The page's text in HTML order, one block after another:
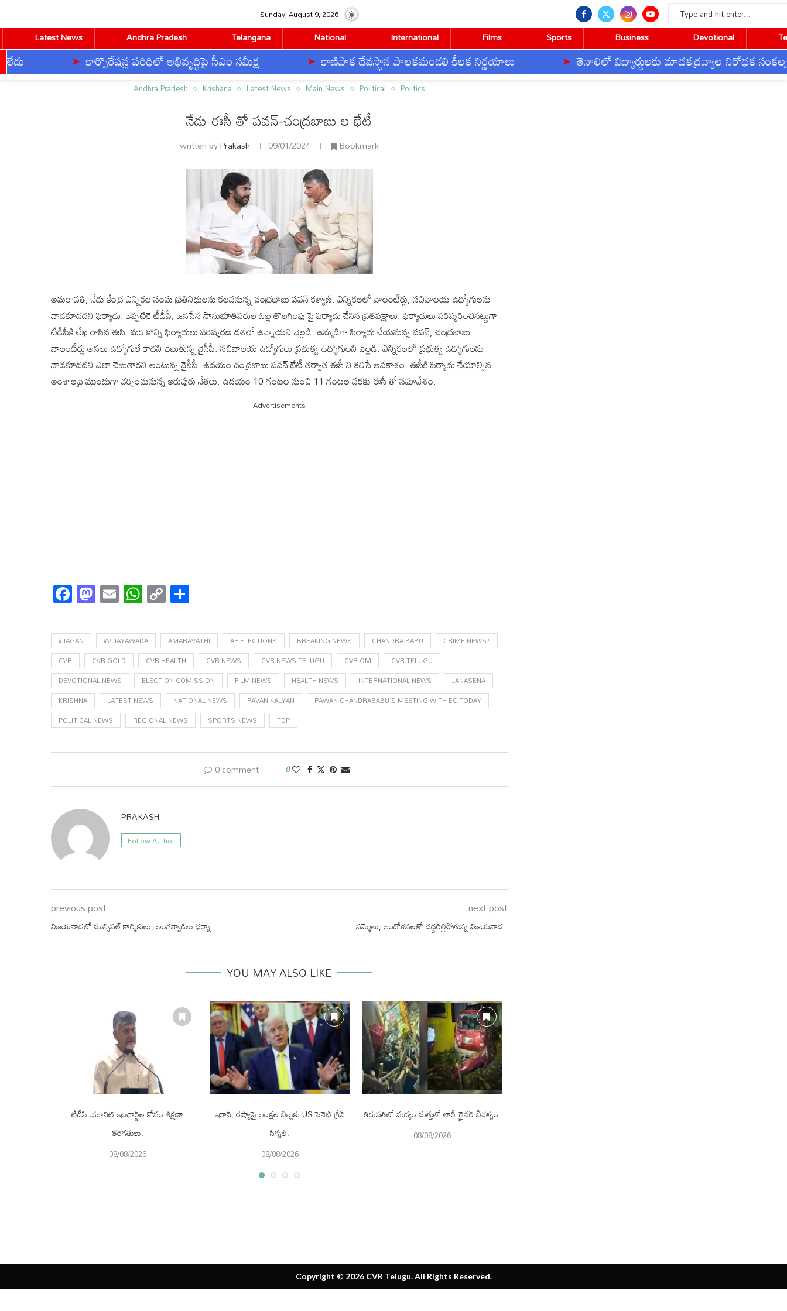
Sunday, August 9, 2026
Latest News Andhra Pradesh Telangana National International Films Sports Business Devotional
కార్పొరేషన్ల పరిధిలో అభివృద్ధిపై సీఎం సమీక్ష కాణిపాక దేవస్థాన పాలకమండలి కీలక నిర్ణయాలు తెనాలిలో విద్యార్థులకు మాదకద్రవ్యాల నిరోధక సంకల్పం
TECHNOLOGY
Andhra Pradesh
నేడు ఈసీ తో పవన్-చంద్రబాబు ల భేటీ
Andhra Pradesh
Krishana Latest News Main News Political Politics
నేడు ఈసీ తో పవన్-చంద్రబాబు ల భేటీ
written byPrakash 09/01/2024 Bookmark
అమరావతి, నేడు కేంద్ర ఎన్నికల సంఘ ప్రతినిధులను కలవనున్న చంద్రబాబు పవన్ కళ్యాణ్. ఎన్నికలలో వాలంటీర్లు, సచివాలయ ఉద్యోగులను
వాడకూడదని ఫిర్యాదు. ఇప్పటికే టీడీపీ, జనసేన సానుభూతిపరుల ఓట్ల తొలగింపు పై ఫిర్యాదు చేసిన ప్రతిపక్షాలు. ఫిర్యాదులు పరిష్కరించినట్టుగా
టీడీపీకి లేఖ రాసిన ఈసి. మరి కొన్ని ఫిర్యాదులు పరిష్కరణ దశలో ఉన్నాయని వెల్లడి. ఉమ్మడిగా ఫిర్యాదు చేయనున్న పవన్, చంద్రబాబు.
వాలంటీర్లు అసలు ఉద్యోగులే కాదని చెబుతున్న వైసీపీ. సచివాలయ ఉద్యోగులు ప్రభుత్వ ఉద్యోగులని వెల్లడి. ఎన్నికలలో ప్రభుత్వ ఉద్యోగులను
వాడకూడదని ఎలా చెబుతారని అంటున్న వైసీపీ. ఉదయం చంద్రబాబు పవన్ భేటీ తర్వాత ఈసీ ని కలిసే అవకాశం. ఈసీకి ఫిర్యాదు చేయాల్సిన
అంశాలపై ముందుగా చర్చించునున్న ఇరువురు నేతలు. ఉదయం 10 గంటల నుంచి 11 గంటల వరకు ఈసీ తో సమావేశం.
Advertisements
Facebook
Mastodon
EmailWhatsApp
Copy
Link
#JAGAN #VIJAYAWADA AMARAVATHI AP ELECTIONS BREAKING NEWS CHANDRA BABU
CRIME NEWS*
CVR
CVR GOLD CVR HEALTH CVR NEWS CVR NEWS TELUGU CVR OM
CVR TELUGU
DEVOTIONAL NEWS
ELECTION COMISSION FILM NEWS HEALTH NEWS INTERNATIONAL NEWS
JANASENA
KRISHNA
LATEST NEWS NATIONAL NEWS PAVAN KALYAN
PAWAN-CHANDRABABU'S MEETING WITH EC TODAY
POLITICAL NEWS
REGIONAL NEWS SPORTS NEWS TDP
0 comment 0
PRAKASH
Follow Author
previous post
విజయవాడలో మున్సిపల్ కార్మికులు, అంగన్వాడీలు ధర్నా
next post
సమ్మెలు, ఆందోళనలతో దద్దరిల్లిపోతున్న విజయవాడ..
YOU MAY ALSO LIKE
టీడీపీ యూనిట్ ఇంఛార్జ్‌ల కోసం శిక్షణా
తరగతులు.
08/08/2026
ఇరాన్, రష్యాపై ఆంక్షల బిల్లుకు US సెనెట్ గ్రీన్
సిగ్నల్.
08/08/2026
తిరుపతిలో మద్యం మత్తులో లారీ డ్రైవర్ బీభత్సం.
08/08/2026
Copyright © 2026 CVR Telugu. All Rights Reserved.